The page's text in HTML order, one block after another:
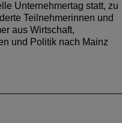
aus Wirtschaft,
und Politik nach Mainz